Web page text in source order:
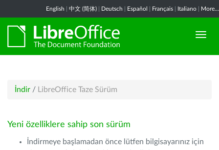
English 中文 (简体) Deutsch Español Français Italiano More...
İndir / LibreOffice Taze Sürüm
Yeni özelliklere sahip son sürüm
İndirmeye başlamadan önce lütfen bilgisayarınız için